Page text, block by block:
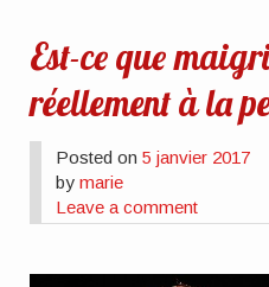
Est-ce que
réellement à la
Posted on5 janvier 2017
bymarie
Leave a comment